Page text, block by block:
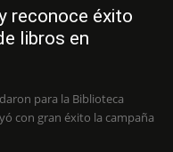
reconoce éxito
libros en
para la Biblioteca